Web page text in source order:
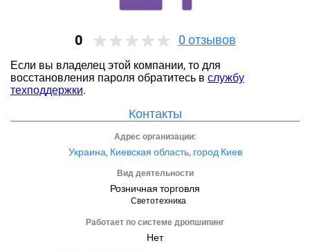
0 0 отзывов
Если вы владелец этой компании, то для
восстановления пароля обратитесь в службу
техподдержки.
Контакты
Адрес организации:
Украина, Киевская область, город Киев
Вид деятельности
Розничная торговля
Светотехника
Работает по системе дропшипинг
Нет